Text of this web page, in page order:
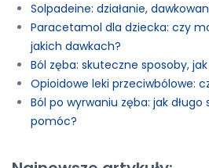
Solpadeine: działanie,
Paracetamol dla dziecka: czy
jakich dawkach?
Ból zęba: skuteczne sposoby,
Opioidowe leki przeciwbólowe:
Ból po wyrwaniu zęba: jak
pomóc?